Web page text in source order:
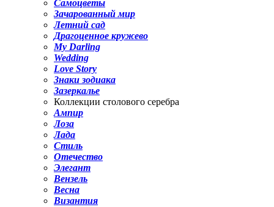
Самоцветы
Зачарованный мир
Летний сад
Драгоценное кружево
My Darling
Wedding
Love Story
Знаки зодиака
Зазеркалье
Коллекции столового серебра
Ампир
Лоза
Лада
Стиль
Отечество
Элегант
Вензель
Весна
Византия